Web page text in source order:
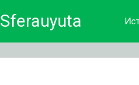
Sferauyuta